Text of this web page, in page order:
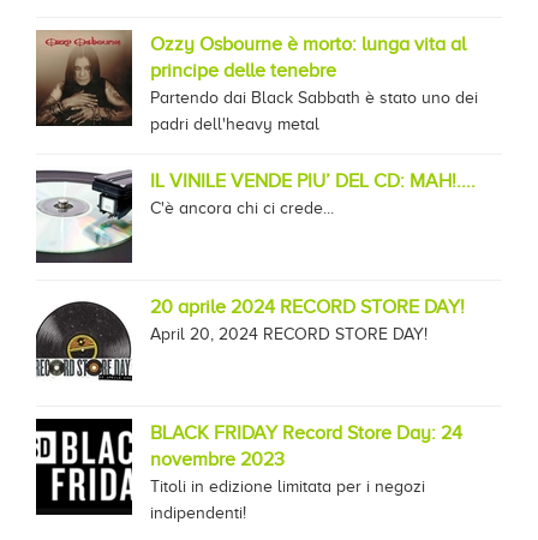
Ozzy Osbourne è morto: lunga vita al
principe delle tenebre
Partendo dai Black Sabbath è stato uno dei
padri dell'heavy metal
IL VINILE VENDE PIU’ DEL CD: MAH!....
C'è ancora chi ci crede...
20 aprile 2024 RECORD STORE DAY!
April 20, 2024 RECORD STORE DAY!
BLACK FRIDAY Record Store Day: 24
novembre 2023
Titoli in edizione limitata per i negozi
indipendenti!